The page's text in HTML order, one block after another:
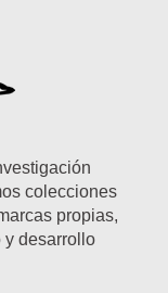
colecciones
propias,
y desarrollo